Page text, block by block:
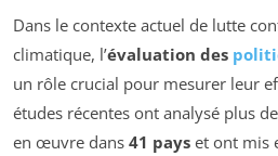
Dans le contexte actuel de lutte
climatique, l’évaluation des
un rôle crucial pour mesurer leur
études récentes ont analysé plus de
en œuvre dans 41 pays et ont mis